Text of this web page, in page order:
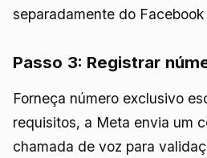
separadamente do Facebook
Passo 3: Registrar
Forneça número exclusivo
requisitos, a Meta envia um
chamada de voz para